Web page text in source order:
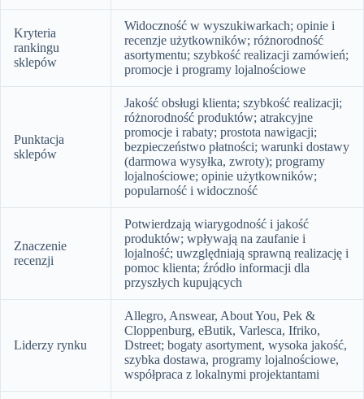
Kryteria
rankingu
sklepów
Widoczność w wyszukiwarkach; opinie i
recenzje użytkowników; różnorodność
asortymentu; szybkość realizacji zamówień;
promocje i programy lojalnościowe
Punktacja
sklepów
Jakość obsługi klienta; szybkość realizacji;
różnorodność produktów; atrakcyjne
promocje i rabaty; prostota nawigacji;
bezpieczeństwo płatności; warunki dostawy
(darmowa wysyłka, zwroty); programy
lojalnościowe; opinie użytkowników;
popularność i widoczność
Znaczenie
recenzji
Potwierdzają wiarygodność i jakość
produktów; wpływają na zaufanie i
lojalność; uwzględniają sprawną realizację i
pomoc klienta; źródło informacji dla
przyszłych kupujących
Liderzy rynku
Allegro, Answear, About You, Pek &
Cloppenburg, eButik, Varlesca, Ifriko,
Dstreet; bogaty asortyment, wysoka jakość,
szybka dostawa, programy lojalnościowe,
współpraca z lokalnymi projektantami